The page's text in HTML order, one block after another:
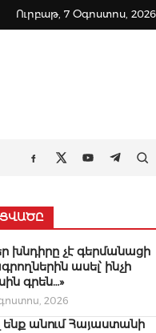
Ուրբաթ, 7 Օգոստոս, 2026
Facebook
TwitterYoutube
խնդիրը չէ գերմանացի
ասել՝ ինչի
գրեն…»
2026
ենք անում Հայաստանի